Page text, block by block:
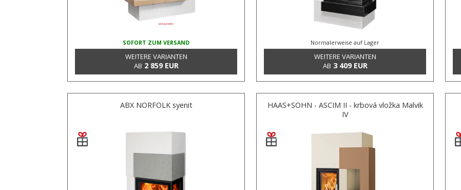
SOFORT ZUM VERSAND
WEITERE VARIANTEN
AB 2 859 EUR
Normalerweise auf Lager
WEITERE VARIANTEN
AB 3 409 EUR
ABX NORFOLK syenit
HAAS+SOHN - ASCIM II - krbová vložka Malvik
IV